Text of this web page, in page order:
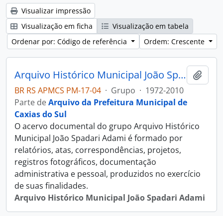
Visualizar impressão
Visualização em ficha
Visualização em tabela
Ordenar por: Código de referência
Ordem: Crescente
Arquivo Histórico Municipal João Spadari Adami
BR RS APMCS PM-17-04 · Grupo · 1972-2010
Parte deArquivo da Prefeitura Municipal de
Caxias do Sul
O acervo documental do grupo Arquivo Histórico
Municipal João Spadari Adami é formado por
relatórios, atas, correspondências, projetos,
registros fotográficos, documentação
administrativa e pessoal, produzidos no exercício
de suas finalidades.
Arquivo Histórico Municipal João Spadari Adami